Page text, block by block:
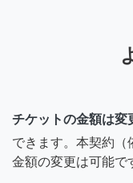
チケットの金額は変
できます。本契約（
金額の変更は可能で